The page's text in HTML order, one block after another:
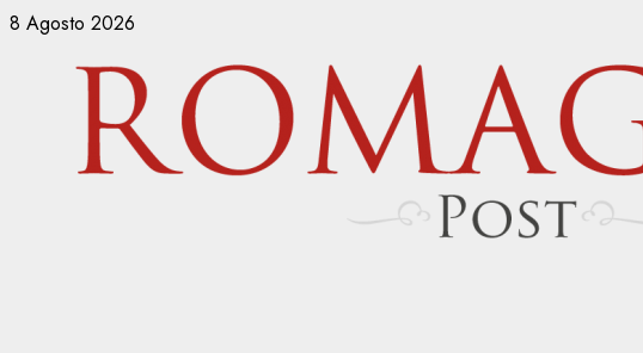
Vai
contenuto
8 Agosto 2026